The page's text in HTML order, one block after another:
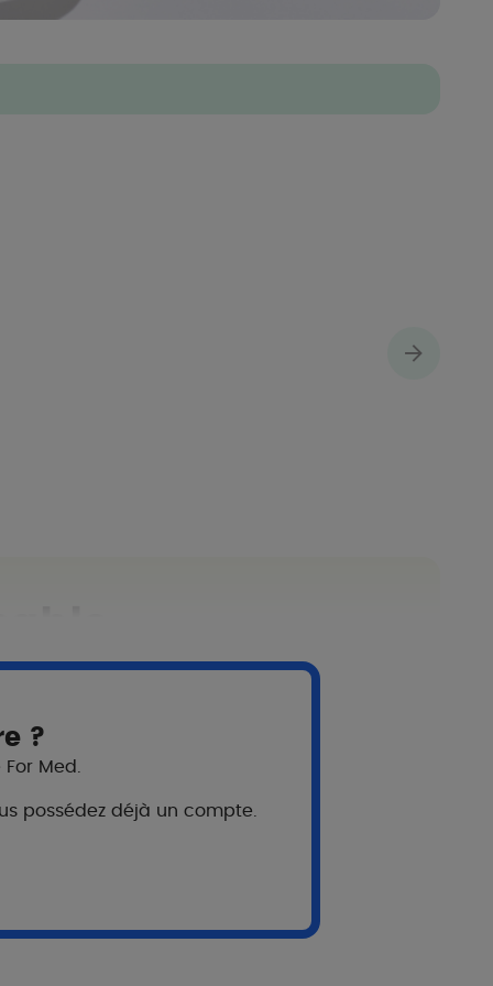
?
Med.
possédez déjà un compte.